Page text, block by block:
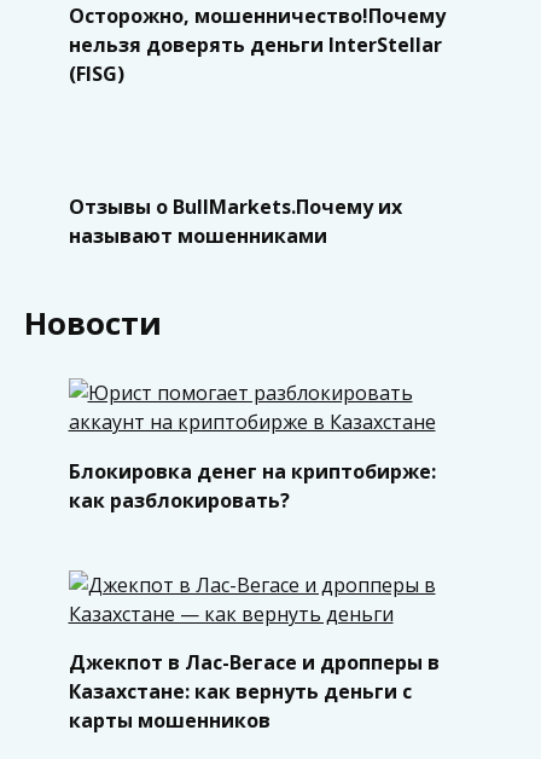
Осторожно, мошенничество!Почему
нельзя доверять деньги InterStellar
(FISG)
Отзывы о BullMarkets.Почему их
называют мошенниками
Новости
Блокировка денег на криптобирже:
как разблокировать?
Джекпот в Лас-Вегасе и дропперы в
Казахстане: как вернуть деньги с
карты мошенников